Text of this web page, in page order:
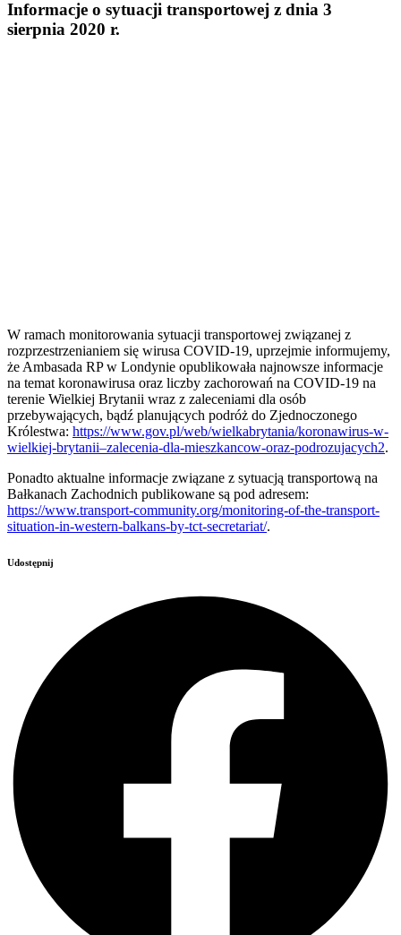
Informacje o sytuacji transportowej z dnia 3
sierpnia 2020 r.
W ramach monitorowania sytuacji transportowej związanej z
rozprzestrzenianiem się wirusa COVID-19, uprzejmie informujemy,
że Ambasada RP w Londynie opublikowała najnowsze informacje
na temat koronawirusa oraz liczby zachorowań na COVID-19 na
terenie Wielkiej Brytanii wraz z zaleceniami dla osób
przebywających, bądź planujących podróż do Zjednoczonego
Królestwa: https://www.gov.pl/web/wielkabrytania/koronawirus-w-
wielkiej-brytanii–zalecenia-dla-mieszkancow-oraz-podrozujacych2.
Ponadto aktualne informacje związane z sytuacją transportową na
Bałkanach Zachodnich publikowane są pod adresem:
https://www.transport-community.org/monitoring-of-the-transport-
situation-in-western-balkans-by-tct-secretariat/.
Udostępnij